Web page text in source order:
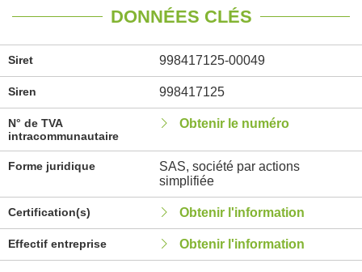
DONNÉES CLÉS
Siret 998417125-00049
Siren 998417125
N° de TVA
intracommunautaire
Obtenir le numéro
Forme juridique
SAS, société par actions
simplifiée
Certification(s) Obtenir l'information
Effectif entreprise Obtenir l'information